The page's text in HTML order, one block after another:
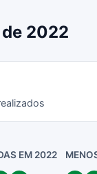
2022
EM 2022